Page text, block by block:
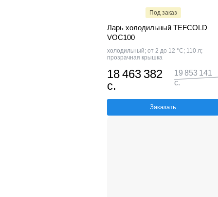
Под заказ
Ларь холодильный TEFCOLD
VOC100
холодильный; от 2 до 12 °С; 110 л;
прозрачная крышка
18 463 382
с.
19 853 141
с.
Заказать